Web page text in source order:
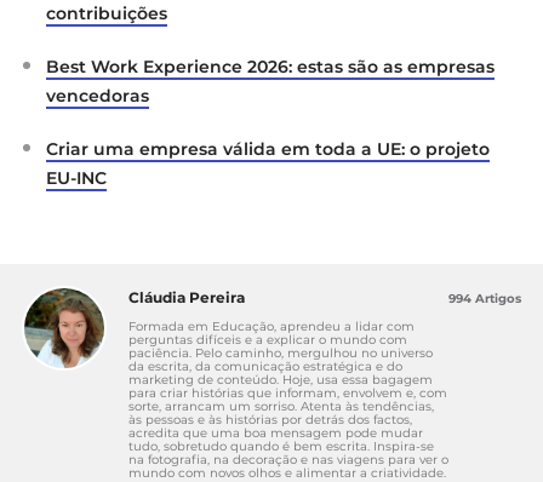
contribuições
Best Work Experience 2026: estas são as empresas
vencedoras
Criar uma empresa válida em toda a UE: o projeto
EU-INC
Cláudia Pereira
Formada em Educação, aprendeu a lidar com
perguntas difíceis e a explicar o mundo com
paciência. Pelo caminho, mergulhou no universo
da escrita, da comunicação estratégica e do
marketing de conteúdo. Hoje, usa essa bagagem
para criar histórias que informam, envolvem e, com
sorte, arrancam um sorriso. Atenta às tendências,
às pessoas e às histórias por detrás dos factos,
acredita que uma boa mensagem pode mudar
tudo, sobretudo quando é bem escrita. Inspira-se
na fotografia, na decoração e nas viagens para ver o
mundo com novos olhos e alimentar a criatividade.
994 Artigos